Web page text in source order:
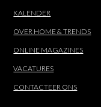
KALENDER
OVER HOME & TRENDS
ONLINE MAGAZINES
VACATURES
CONTACTEER ONS